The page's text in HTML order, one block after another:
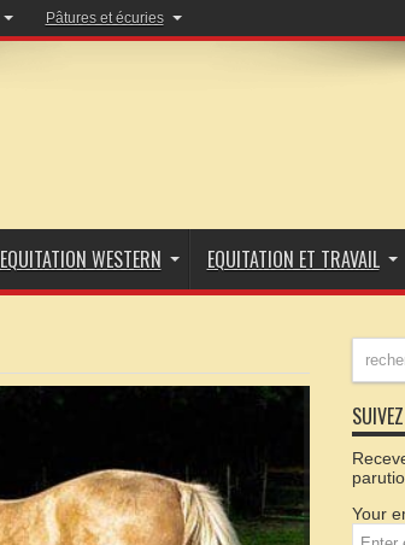
Pâtures et écuries
EQUITATION WESTERN EQUITATION ET TRAVAIL
Your